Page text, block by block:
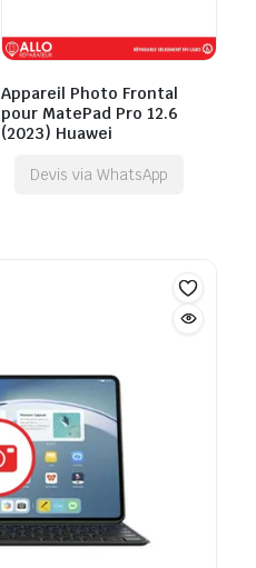
Appareil Photo Frontal
pour MatePad Pro 12.6
(2023) Huawei
Devis via WhatsApp